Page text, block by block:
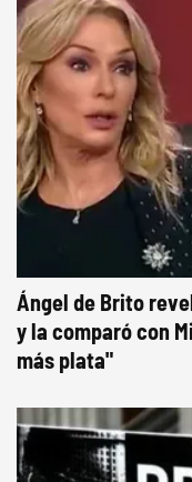
Ángel de Brito
y la comparó con
más plata"